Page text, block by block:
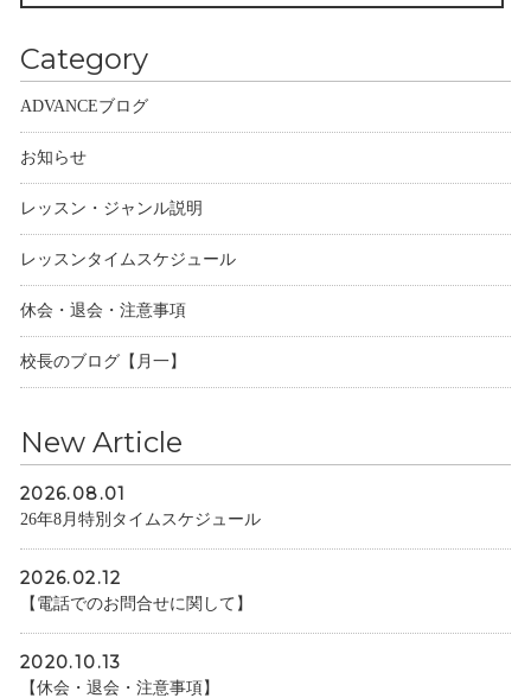
Category
ADVANCEブログ
お知らせ
レッスン・ジャンル説明
レッスンタイムスケジュール
休会・退会・注意事項
校長のブログ【月一】
New Article
2026.08.01
26年8月特別タイムスケジュール
2026.02.12
【電話でのお問合せに関して】
2020.10.13
【休会・退会・注意事項】